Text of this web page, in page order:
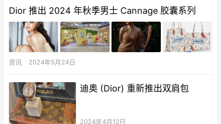
Dior 推出 2024 年秋季男士 Cannage 胶囊系列
资讯 2024年5月24日
迪奥 (Dior) 重新推出双肩包
2024年4月12日